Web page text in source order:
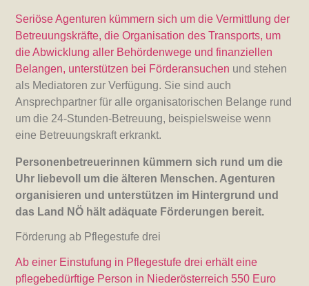
Seriöse Agenturen kümmern sich um die Vermittlung der
Betreuungskräfte, die Organisation des Transports, um
die Abwicklung aller Behördenwege und finanziellen
Belangen, unterstützen bei Förderansuchen und stehen
als Mediatoren zur Verfügung. Sie sind auch
Ansprechpartner für alle organisatorischen Belange rund
um die 24-Stunden-Betreuung, beispielsweise wenn
eine Betreuungskraft erkrankt.
Personenbetreuerinnen kümmern sich rund um die
Uhr liebevoll um die älteren Menschen. Agenturen
organisieren und unterstützen im Hintergrund und
das Land NÖ hält adäquate Förderungen bereit.
Förderung ab Pflegestufe drei
Ab einer Einstufung in Pflegestufe drei erhält eine
pflegebedürftige Person in Niederösterreich 550 Euro